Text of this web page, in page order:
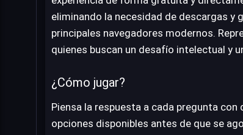
eliminando la necesidad de descargas
principales navegadores modernos.
quienes buscan un desafío intelectual y
¿Cómo jugar?
Piensa la respuesta a cada pregunta
opciones disponibles antes de que se